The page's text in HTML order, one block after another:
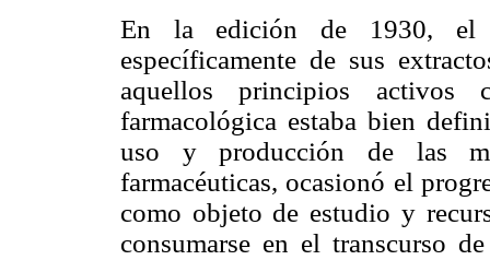
En la edición de 1930, el
específicamente de sus
aquellos principios activos
farmacológica estaba bien
uso y producción de las
farmacéuticas, ocasionó el
como objeto de estudio y
consumarse en el transcurso